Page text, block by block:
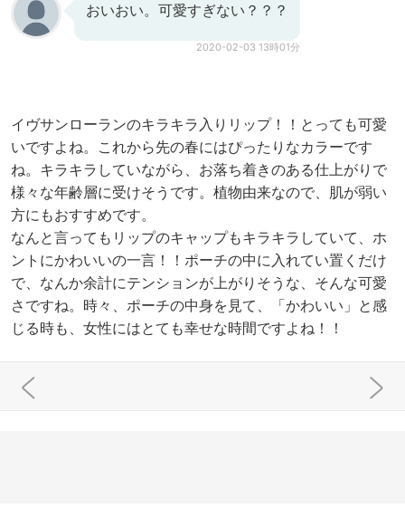
おいおい。可愛すぎない？？？
2020-02-03 13時01分
イヴサンローランのキラキラ入りリップ！！とっても可愛
いですよね。これから先の春にはぴったりなカラーです
ね。キラキラしていながら、お落ち着きのある仕上がりで
様々な年齢層に受けそうです。植物由来なので、肌が弱い
方にもおすすめです。
なんと言ってもリップのキャップもキラキラしていて、ホ
ントにかわいいの一言！！ポーチの中に入れてい置くだけ
で、なんか余計にテンションが上がりそうな、そんな可愛
さですね。時々、ポーチの中身を見て、「かわいい」と感
じる時も、女性にはとても幸せな時間ですよね！！